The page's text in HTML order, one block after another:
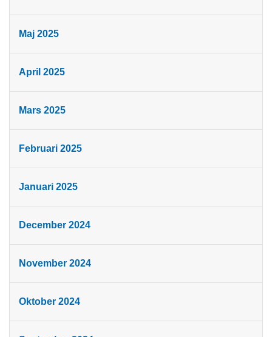
Maj 2025
April 2025
Mars 2025
Februari 2025
Januari 2025
December 2024
November 2024
Oktober 2024